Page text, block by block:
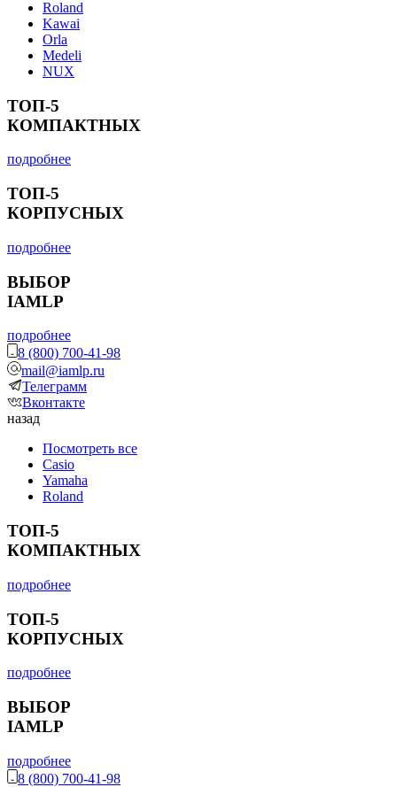
Roland
Kawai
Orla
Medeli
NUX
ТОП-5
КОМПАКТНЫХ
подробнее
ТОП-5
КОРПУСНЫХ
подробнее
ВЫБОР
IAMLP
подробнее
8 (800) 700-41-98
mail@iamlp.ru
Телеграмм
Вконтакте
назад
Посмотреть все
Casio
Yamaha
Roland
ТОП-5
КОМПАКТНЫХ
подробнее
ТОП-5
КОРПУСНЫХ
подробнее
ВЫБОР
IAMLP
подробнее
8 (800) 700-41-98